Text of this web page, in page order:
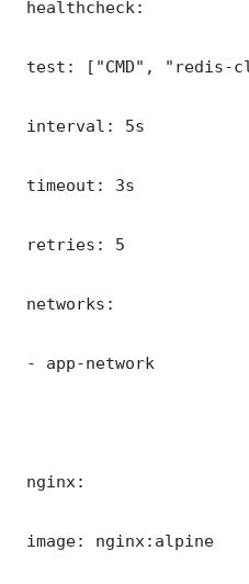
healthcheck:
test: ["CMD", "redis-
interval: 5s
timeout: 3s
retries: 5
networks:
- app-network
nginx:
image: nginx:alpine